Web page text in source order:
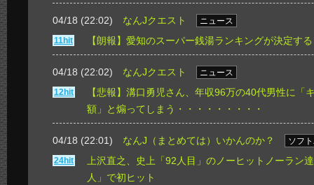
04/18 (22:02) なんJクエスト
ニュース
11hit
【朗報】愛知のスーパー銭湯ランキングが決定す
04/18 (22:02) なんJクエスト
ニュース
12hit
【悲報】溝口勇児さん、年収96万の40代男性に「
額」と煽ってしまう・・・・・・・・・
04/18 (22:01) なんJ（まとめては）いかんのか？
ソフ
24hit
上沢直之、史上「92人目」のノーヒットノーラ
人」で初ヒット